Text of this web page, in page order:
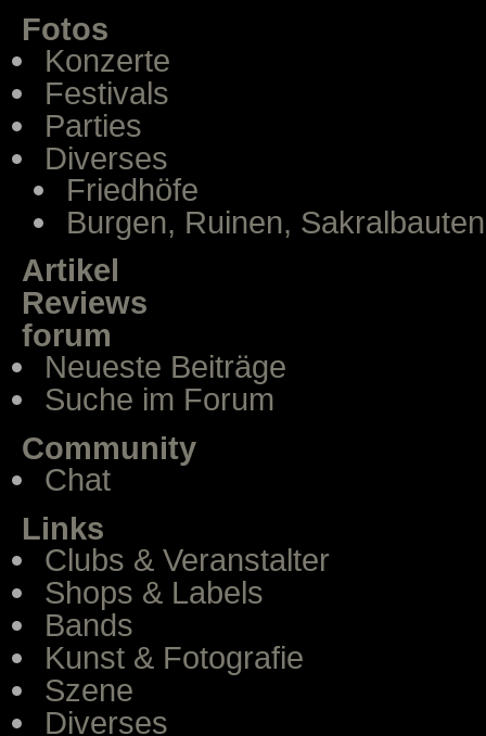
Fotos
Konzerte
Festivals
Parties
Diverses
Friedhöfe
Burgen, Ruinen, Sakralbauten
Artikel
Reviews
forum
Neueste Beiträge
Suche im Forum
Community
Chat
Links
Clubs & Veranstalter
Shops & Labels
Bands
Kunst & Fotografie
Szene
Diverses